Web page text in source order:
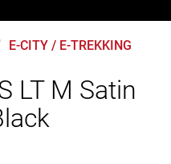
E-CITY / E-TREKKING
LT M Satin